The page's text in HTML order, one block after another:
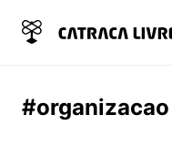
#organizacao